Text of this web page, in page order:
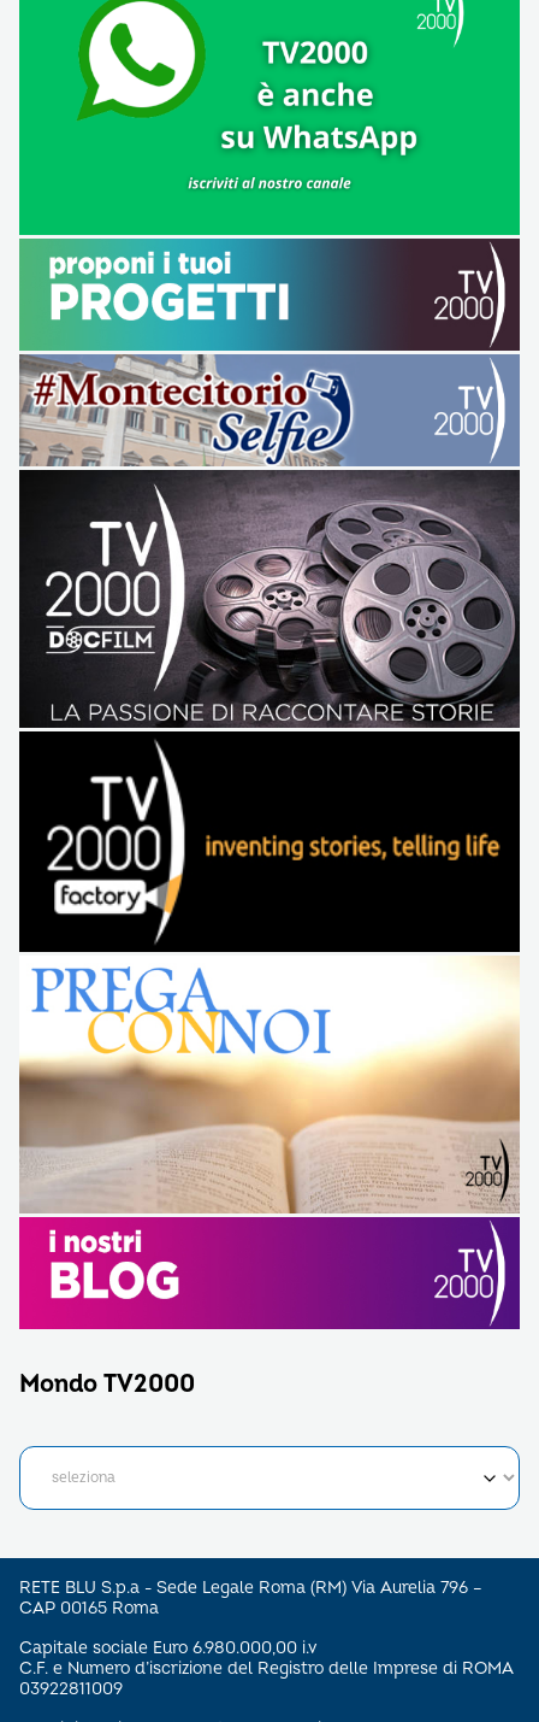
Mondo TV2000
RETE BLU S.p.a - Sede Legale Roma (RM) Via Aurelia 796 –
CAP 00165 Roma
Capitale sociale Euro 6.980.000,00 i.v
C.F. e Numero d’iscrizione del Registro delle Imprese di ROMA
03922811009